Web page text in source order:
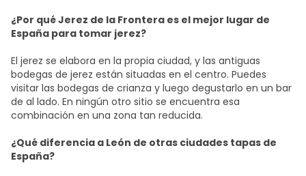
¿Por qué Jerez de la Frontera es el mejor lugar de
España para tomar jerez?
El jerez se elabora en la propia ciudad, y las antiguas
bodegas de jerez están situadas en el centro. Puedes
visitar las bodegas de crianza y luego degustarlo en un bar
de al lado. En ningún otro sitio se encuentra esa
combinación en una zona tan reducida.
¿Qué diferencia a León de otras ciudades tapas de
España?